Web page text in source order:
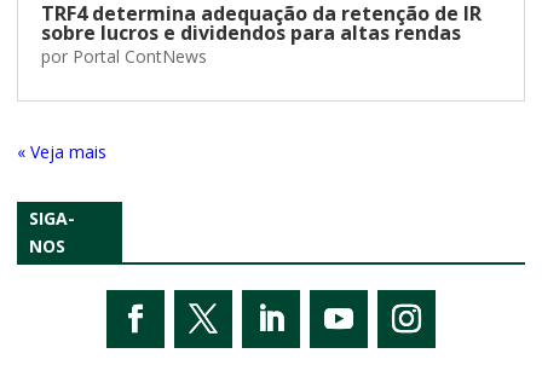
TRF4 determina adequação da retenção de IR
sobre lucros e dividendos para altas rendas
por Portal ContNews
« Entradas Antigas
SIGA-
NOS